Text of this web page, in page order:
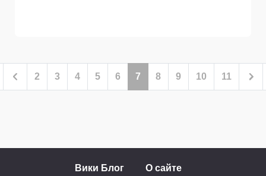
2 3 4 5 6 7 8 9 10 11
Вики Блог О сайте